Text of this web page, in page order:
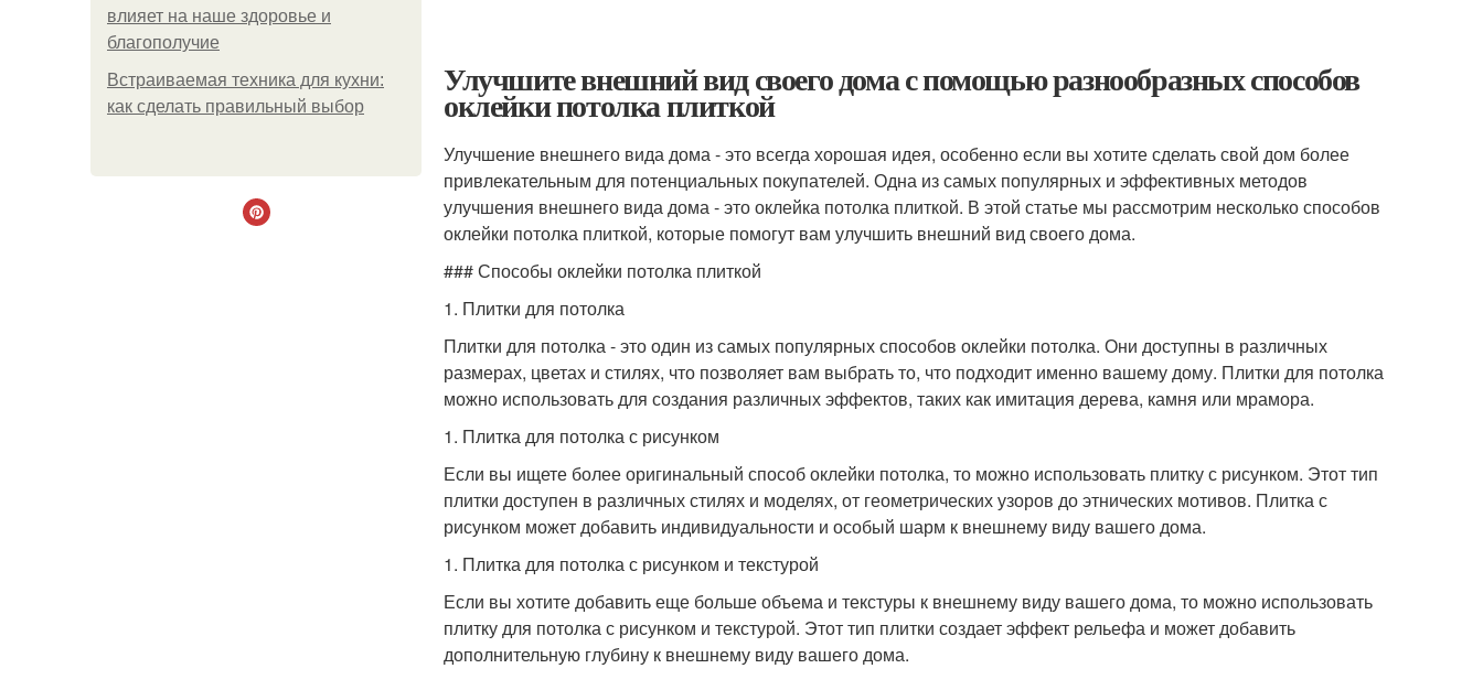
влияет на наше здоровье и
благополучие
Встраиваемая техника для кухни:
как сделать правильный выбор
Улучшите внешний вид своего дома с помощью разнообразных способов
оклейки потолка плиткой
Улучшение внешнего вида дома - это всегда хорошая идея, особенно если вы хотите сделать свой дом более
привлекательным для потенциальных покупателей. Одна из самых популярных и эффективных методов
улучшения внешнего вида дома - это оклейка потолка плиткой. В этой статье мы рассмотрим несколько способов
оклейки потолка плиткой, которые помогут вам улучшить внешний вид своего дома.
### Способы оклейки потолка плиткой
1. Плитки для потолка
Плитки для потолка - это один из самых популярных способов оклейки потолка. Они доступны в различных
размерах, цветах и стилях, что позволяет вам выбрать то, что подходит именно вашему дому. Плитки для потолка
можно использовать для создания различных эффектов, таких как имитация дерева, камня или мрамора.
1. Плитка для потолка с рисунком
Если вы ищете более оригинальный способ оклейки потолка, то можно использовать плитку с рисунком. Этот тип
плитки доступен в различных стилях и моделях, от геометрических узоров до этнических мотивов. Плитка с
рисунком может добавить индивидуальности и особый шарм к внешнему виду вашего дома.
1. Плитка для потолка с рисунком и текстурой
Если вы хотите добавить еще больше объема и текстуры к внешнему виду вашего дома, то можно использовать
плитку для потолка с рисунком и текстурой. Этот тип плитки создает эффект рельефа и может добавить
дополнительную глубину к внешнему виду вашего дома.